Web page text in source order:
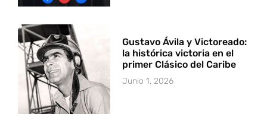
Gustavo Ávila y Victoreado:
la histórica victoria en el
primer Clásico del Caribe
Junio 1, 2026